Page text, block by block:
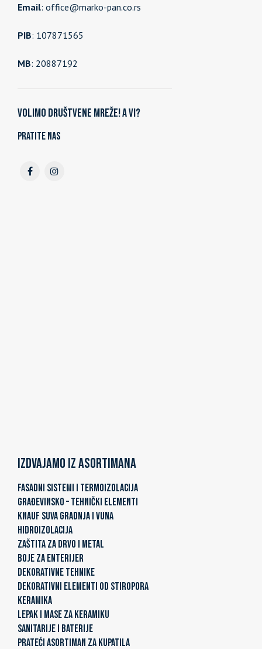
Email: office@marko-pan.co.rs
PIB: 107871565
MB: 20887192
Volimo društvene mreže! A vi?
Pratite nas
Izdvajamo iz asortimana
FASADNI SISTEMI I TERMOIZOLACIJA
GRAĐEVINSKO – TEHNIČKI ELEMENTI
KNAUF SUVA GRADNJA I VUNA
HIDROIZOLACIJA
ZAŠTITA ZA DRVO I METAL
BOJE ZA ENTERIJER
DEKORATIVNE TEHNIKE
DEKORATIVNI ELEMENTI OD STIROPORA
KERAMIKA
LEPAK I MASE ZA KERAMIKU
SANITARIJE I BATERIJE
PRATEĆI ASORTIMAN ZA KUPATILA